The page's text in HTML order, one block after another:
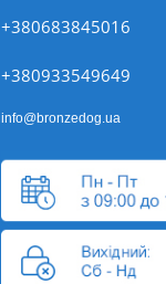
+380683845016
+380933549649
info@bronzedog.ua